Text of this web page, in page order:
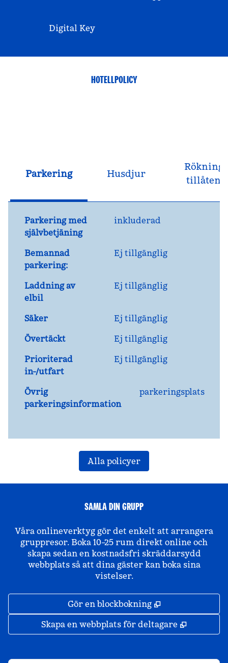
Digital Key
HOTELLPOLICY
Parkering Husdjur
Rökning
tillåten
Parkering med
självbetjäning
inkluderad
Bemannad
parkering:
Ej tillgänglig
Laddning av
elbil
Ej tillgänglig
Säker
Ej tillgänglig
Övertäckt
Ej tillgänglig
Prioriterad
in-/utfart
Ej tillgänglig
Övrig
parkeringsinformation
parkeringsplats
Alla policyer
SAMLA DIN GRUPP
Våra onlineverktyg gör det enkelt att arrangera
gruppresor. Boka 10–25 rum direkt online och
skapa sedan en kostnadsfri skräddarsydd
webbplats så att dina gäster kan boka sina
vistelser.
Gör en blockbokning ,
Skapa en webbplats för deltagare ,